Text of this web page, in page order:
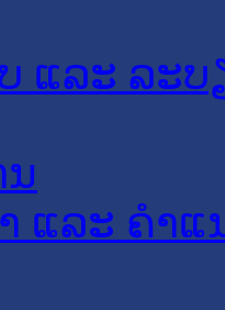
ແລະ ລະບ
ແລະ ຄໍາແ